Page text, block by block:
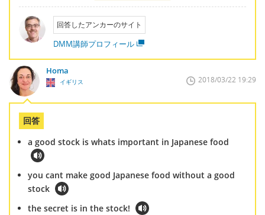
回答したアンカーのサイト
DMM講師プロフィール
Homa
イギリス 2018/03/22 19:29
回答
a good stock is whats important in Japanese food
you cant make good Japanese food without a good
stock
the secret is in the stock!